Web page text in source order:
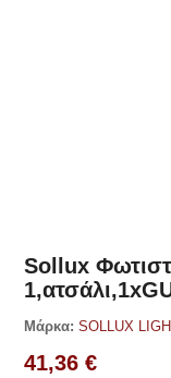
Sollux
Μάρκα: SOLLUX
41,36€